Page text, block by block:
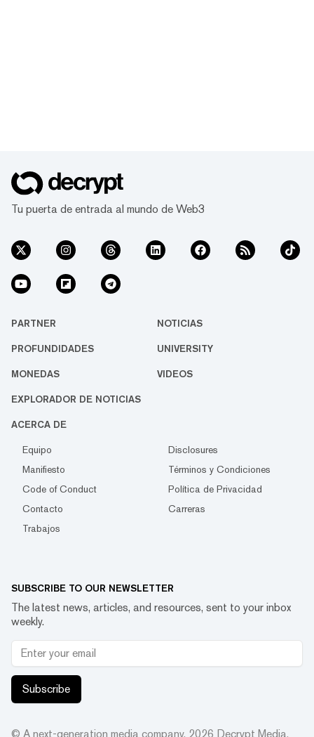
Tu puerta de entrada al mundo de Web3
PARTNER NOTICIAS
PROFUNDIDADES UNIVERSITY
MONEDAS VIDEOS
EXPLORADOR DE NOTICIAS
ACERCA DE
Equipo
Disclosures
Manifiesto
Términos y Condiciones
Code of Conduct
Política de Privacidad
Contacto
Carreras
Trabajos
SUBSCRIBE TO OUR NEWSLETTER
The latest news, articles, and resources, sent to your inbox
weekly.
Subscribe
© A next-generation media company. 2026 Decrypt Media,